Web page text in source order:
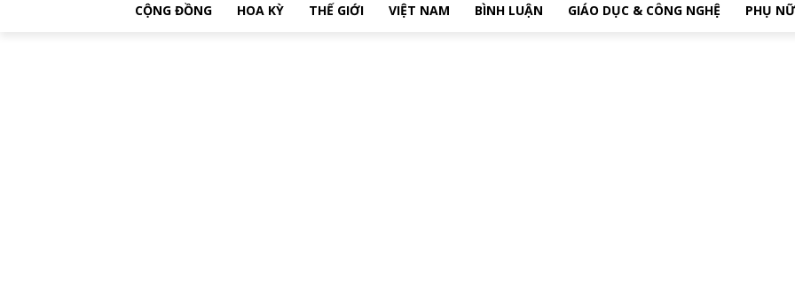
CỘNG ĐỒNG HOA KỲ THẾ GIỚI VIỆT NAM BÌNH LUẬN GIÁO DỤC & CÔNG NGHỆ PHỤ NỮ